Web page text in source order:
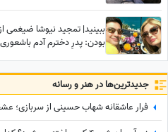
ببینید| تمجید نیوشا
بودن: پدرِ دخترم آدم
جدید‌ترین‌ها در هنر و رسانه
فرار عاشقانه شهاب حسینی از سربازی؛